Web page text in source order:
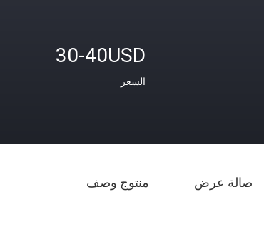
30-40USD
السعر
صالة عرض منتوج وصف